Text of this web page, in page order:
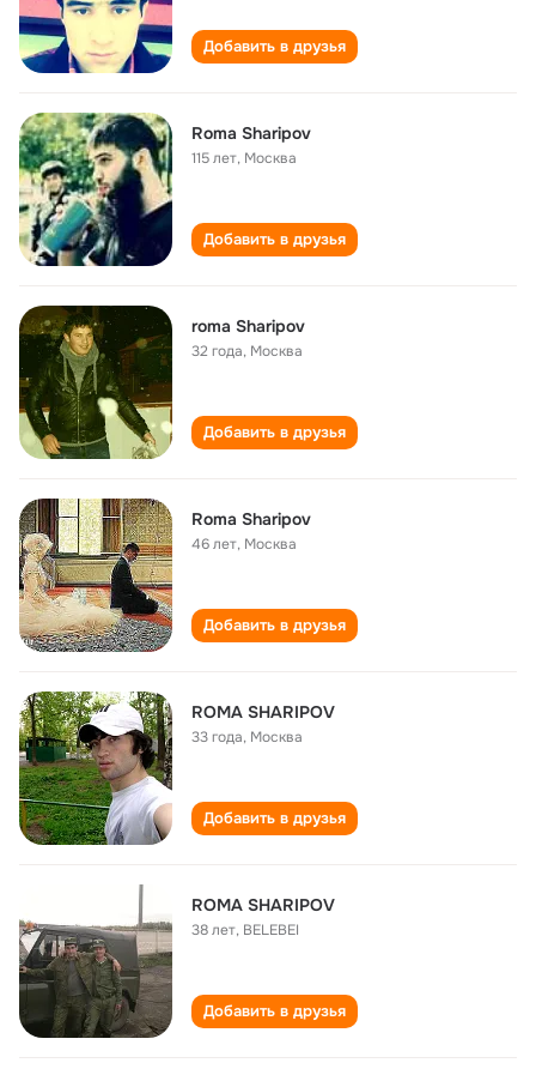
Добавить в друзья
Roma Sharipov
115 лет, Москва
Добавить в друзья
roma Sharipov
32 года, Москва
Добавить в друзья
Roma Sharipov
46 лет, Москва
Добавить в друзья
ROMA SHARIPOV
33 года, Москва
Добавить в друзья
ROMA SHARIPOV
38 лет, BELEBEI
Добавить в друзья